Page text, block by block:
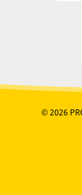
© 2026